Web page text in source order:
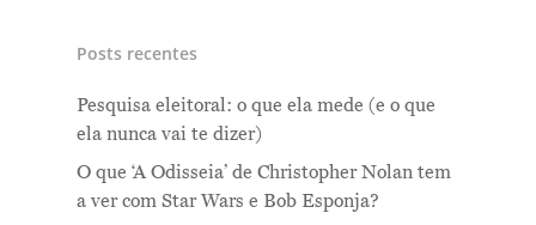
Posts recentes
Pesquisa eleitoral: o que ela mede (e o que
ela nunca vai te dizer)
O que ‘A Odisseia’ de Christopher Nolan tem
a ver com Star Wars e Bob Esponja?